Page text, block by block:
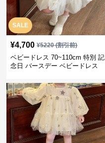
SALE
¥4,700 ¥5220(割引前)
ベビードレス 70~110cm 特別 記
念日 バースデー ベビードレス